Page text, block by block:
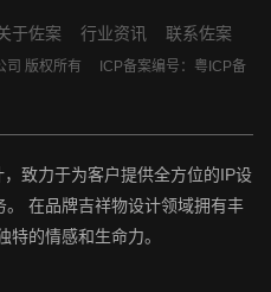
于佐案 行业资讯 联系佐案
司 版权所有 ICP备案编号：粤ICP备
致力于为客户提供全方位的IP设
在品牌吉祥物设计领域拥有丰
特的情感和生命力。